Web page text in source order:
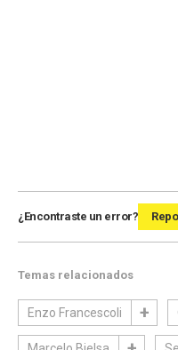
¿Encontraste un error?
Temas relacionados
Enzo Francescoli